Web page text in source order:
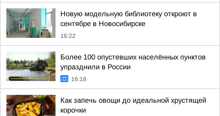
Новую модельную библиотеку откроют в
сентябре в Новосибирске
16:22
Более 100 опустевших населённых пунктов
упразднили в России
16:18
Как запечь овощи до идеальной хрустящей
корочки